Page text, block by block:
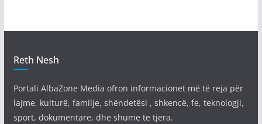
Reth Nesh
Portali AlbaZone Media ofron informacionet më të reja për
lajme, kulturë, familje, shëndetësi , shkencë, fe, teknologji,
sport, dokumentare, dhe shume te tjera.